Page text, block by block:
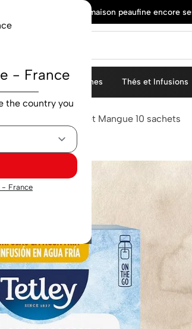
- France
the country you
- France
Notre nouvelle maison peaufine encore
Capsules Machines Thés et Infusions
Tetley Cold Fraise et Mangue 10 sachets